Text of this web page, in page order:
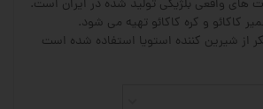
های واقعی بلژیکی تولید شده در ایران است.
کاکائو و کره کاکائو تهیه می شود.
از شیرین کننده استویا استفاده شده است